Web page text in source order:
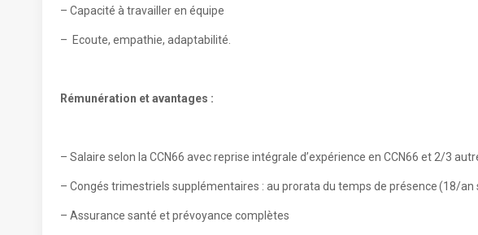
– Capacité à travailler en équipe
– Ecoute, empathie, adaptabilité.
Rémunération et avantages :
– Salaire selon la CCN66 avec reprise intégrale d’expérience en CCN66 et 2/3
– Congés trimestriels supplémentaires : au prorata du temps de présence (18/an
– Assurance santé et prévoyance complètes